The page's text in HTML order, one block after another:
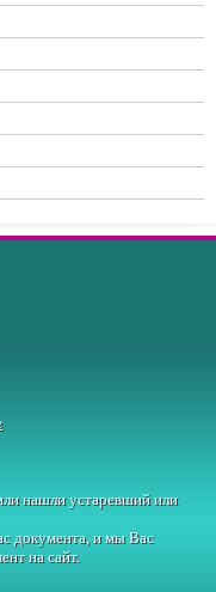
нашли устаревший или
документа, и мы Вас
на сайт.